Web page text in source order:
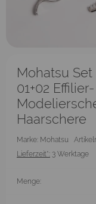
Mohatsu
01+02
Haarschere
Marke: Mohatsu
Lieferzeit*: 3 Werktage
Menge: